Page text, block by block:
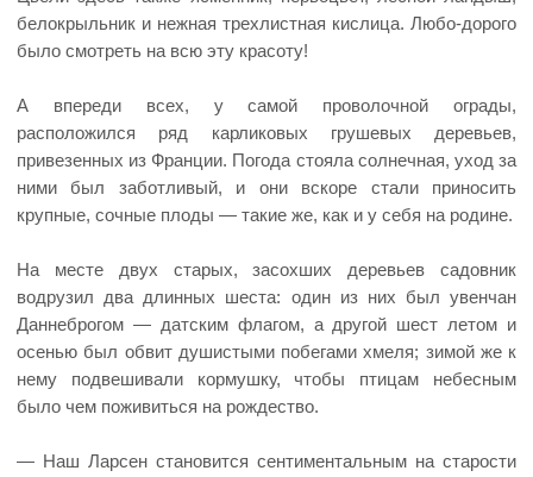
белокрыльник и нежная трехлистная кислица. Любо-дорого
было смотреть на всю эту красоту!
А впереди всех, у самой проволочной ограды,
расположился ряд карликовых грушевых деревьев,
привезенных из Франции. Погода стояла солнечная, уход за
ними был заботливый, и они вскоре стали приносить
крупные, сочные плоды — такие же, как и у себя на родине.
На месте двух старых, засохших деревьев садовник
водрузил два длинных шеста: один из них был увенчан
Даннеброгом — датским флагом, а другой шест летом и
осенью был обвит душистыми побегами хмеля; зимой же к
нему подвешивали кормушку, чтобы птицам небесным
было чем поживиться на рождество.
— Наш Ларсен становится сентиментальным на старости